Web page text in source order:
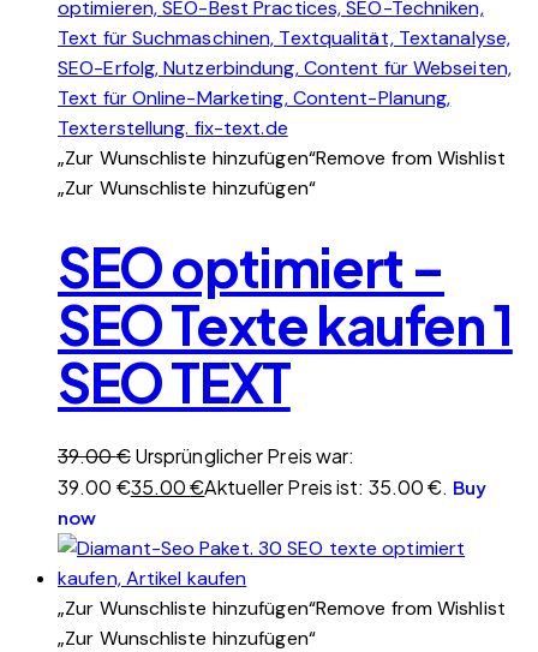
„Zur Wunschliste hinzufügen“Remove from Wishlist
„Zur Wunschliste hinzufügen“
SEO optimiert –
SEO Texte kaufen 1
SEO TEXT
39.00€ Ursprünglicher Preis war:
39.00 €35.00€Aktueller Preis ist: 35.00 €. Buy
now
„Zur Wunschliste hinzufügen“Remove from Wishlist
„Zur Wunschliste hinzufügen“